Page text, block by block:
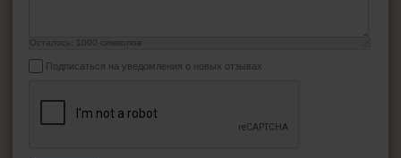
Осталось: 1000 символов
Подписаться на уведомления о новых отзывах